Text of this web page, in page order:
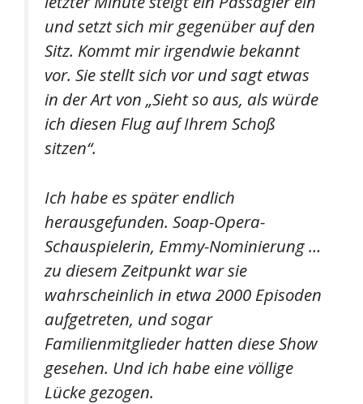
und setzt sich mir gegenüber auf den
Sitz. Kommt mir irgendwie bekannt
vor. Sie stellt sich vor und sagt etwas
in der Art von „Sieht so aus, als würde
ich diesen Flug auf Ihrem Schoß
sitzen“.
Ich habe es später endlich
herausgefunden. Soap-Opera-
Schauspielerin, Emmy-Nominierung …
zu diesem Zeitpunkt war sie
wahrscheinlich in etwa 2000 Episoden
aufgetreten, und sogar
Familienmitglieder hatten diese Show
gesehen. Und ich habe eine völlige
Lücke gezogen.